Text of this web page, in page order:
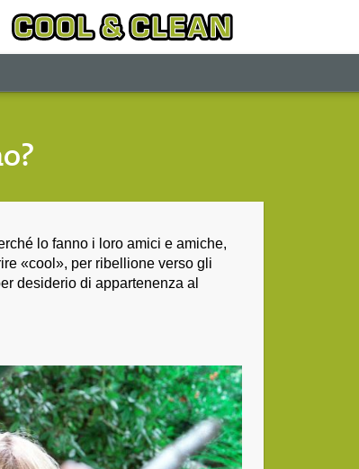
lo fanno i loro amici e amiche,
«cool», per ribellione verso gli
desiderio di appartenenza al